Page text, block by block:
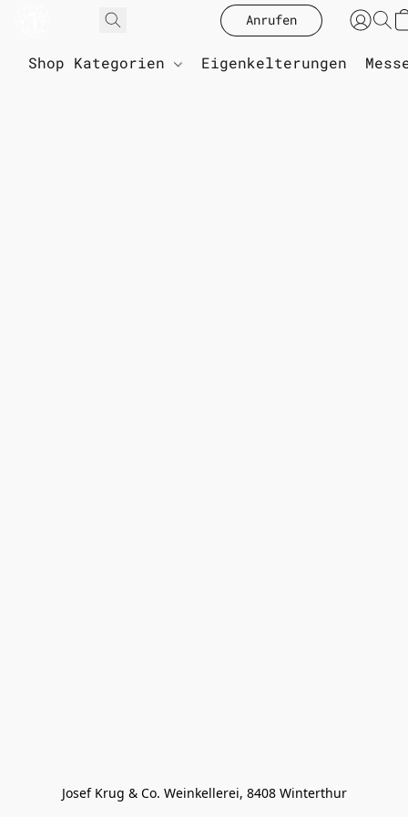
Anrufen
Shop Kategorien Eigenkelterungen
Josef Krug & Co. Weinkellerei, 8408 Winterthur